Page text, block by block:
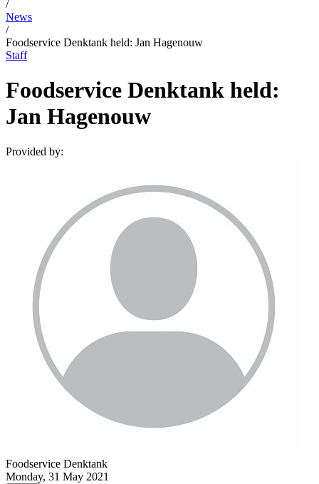
/
News
/
Foodservice Denktank held: Jan Hagenouw
Staff
Foodservice Denktank held:
Jan Hagenouw
Provided by:
Foodservice Denktank
Monday, 31 May 2021